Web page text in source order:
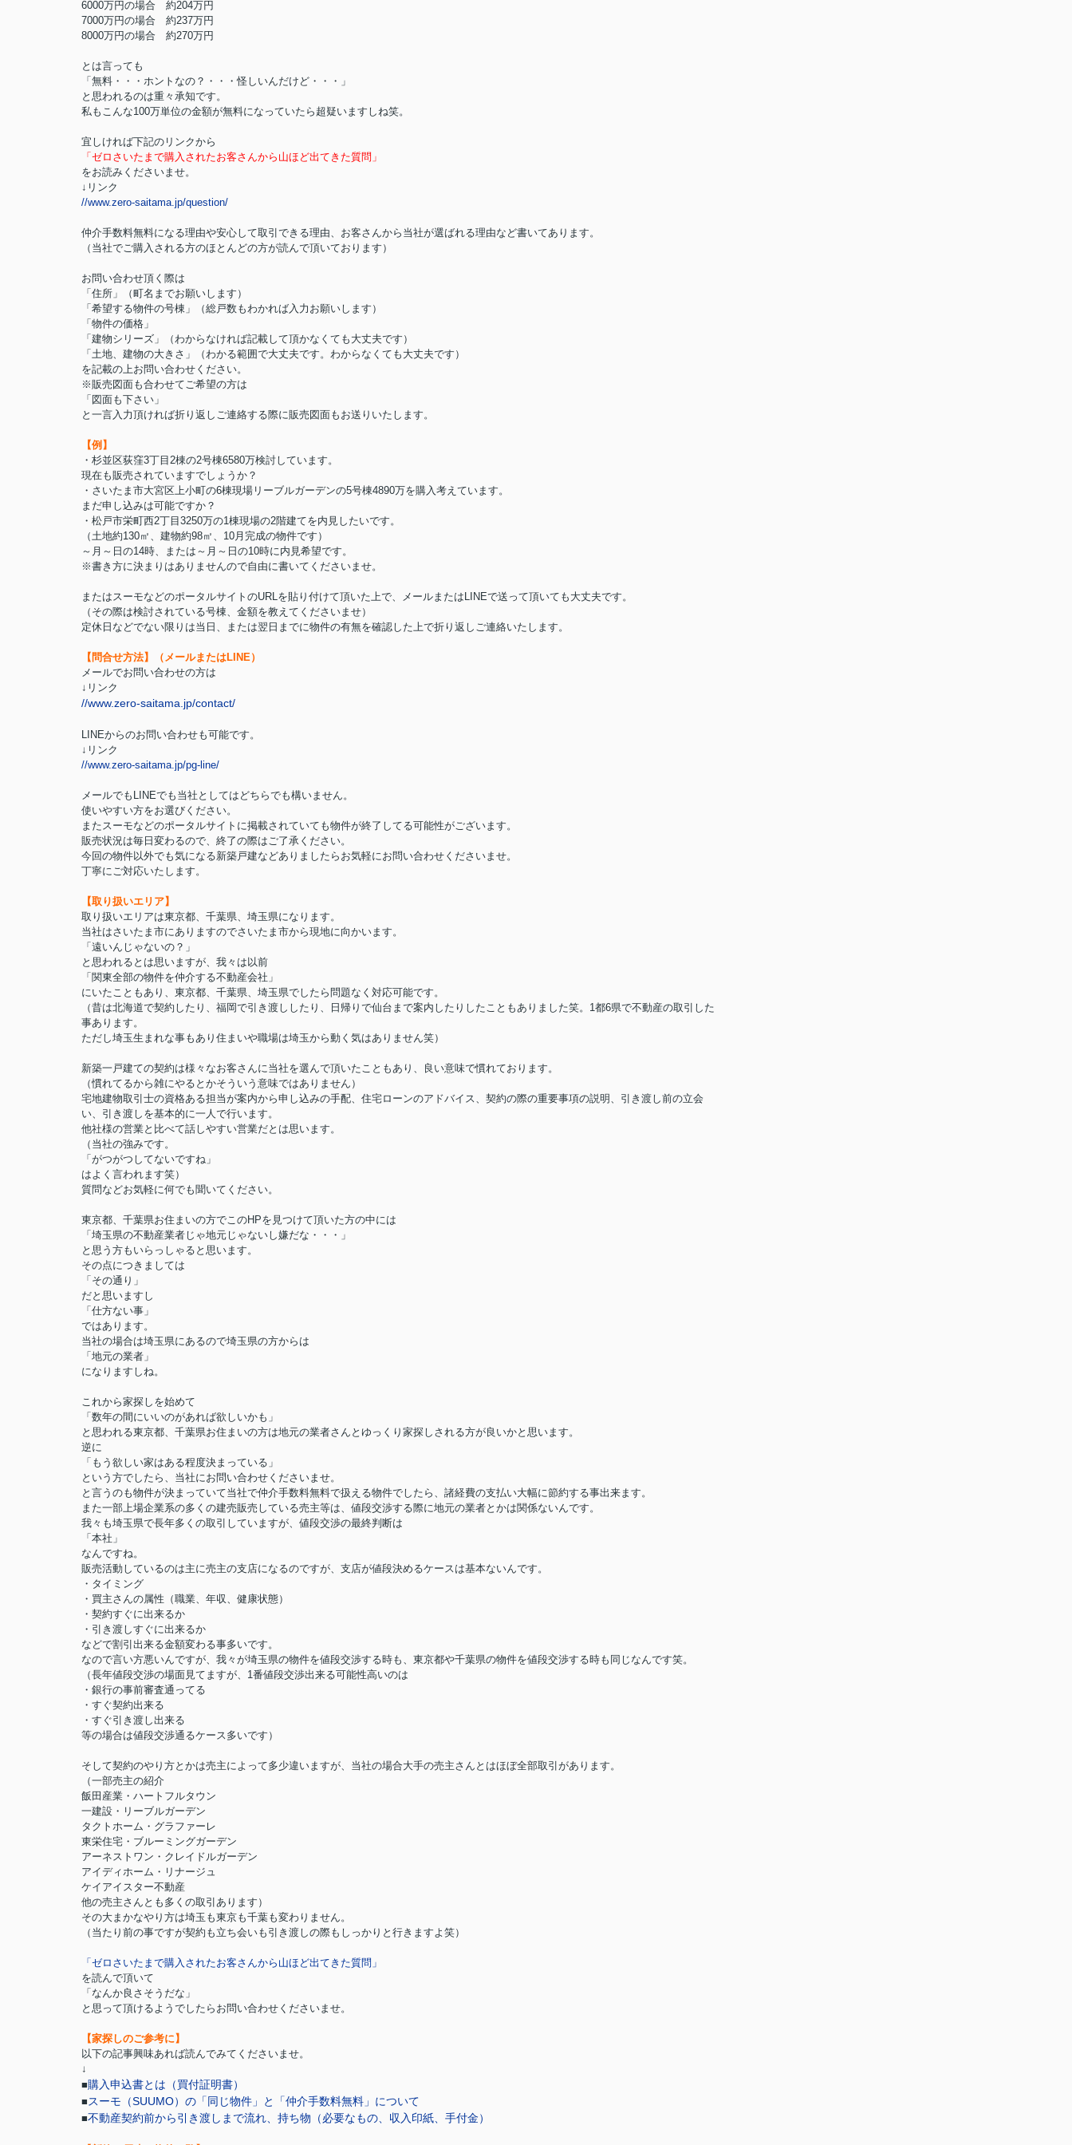
6000万円の場合 約204万円
7000万円の場合 約237万円
8000万円の場合 約270万円
とは言っても
「無料・・・ホントなの？・・・怪しいんだけど・・・」
と思われるのは重々承知です。
私もこんな100万単位の金額が無料になっていたら超疑いますしね笑。
宜しければ下記のリンクから
「ゼロさいたまで購入されたお客さんから山ほど出てきた質問」
をお読みくださいませ。
↓リンク
//www.zero-saitama.jp/question/
仲介手数料無料になる理由や安心して取引できる理由、お客さんから当社が選ばれる理由など書いてあります。
（当社でご購入される方のほとんどの方が読んで頂いております）
お問い合わせ頂く際は
「住所」（町名までお願いします）
「希望する物件の号棟」（総戸数もわかれば入力お願いします）
「物件の価格」
「建物シリーズ」（わからなければ記載して頂かなくても大丈夫です）
「土地、建物の大きさ」（わかる範囲で大丈夫です。わからなくても大丈夫です）
を記載の上お問い合わせください。
※販売図面も合わせてご希望の方は
「図面も下さい」
と一言入力頂ければ折り返しご連絡する際に販売図面もお送りいたします。
【例】
・杉並区荻窪3丁目2棟の2号棟6580万検討しています。
現在も販売されていますでしょうか？
・さいたま市大宮区上小町の6棟現場リーブルガーデンの5号棟4890万を購入考えています。
まだ申し込みは可能ですか？
・松戸市栄町西2丁目3250万の1棟現場の2階建てを内見したいです。
（土地約130㎡、建物約98㎡、10月完成の物件です）
～月～日の14時、または～月～日の10時に内見希望です。
※書き方に決まりはありませんので自由に書いてくださいませ。
またはスーモなどのポータルサイトのURLを貼り付けて頂いた上で、メールまたはLINEで送って頂いても大丈夫です。
（その際は検討されている号棟、金額を教えてくださいませ）
定休日などでない限りは当日、または翌日までに物件の有無を確認した上で折り返しご連絡いたします。
【問合せ方法】（メールまたはLINE）
メールでお問い合わせの方は
↓リンク
//www.zero-saitama.jp/contact/
LINEからのお問い合わせも可能です。
↓リンク
//www.zero-saitama.jp/pg-line/
メールでもLINEでも当社としてはどちらでも構いません。
使いやすい方をお選びください。
またスーモなどのポータルサイトに掲載されていても物件が終了してる可能性がございます。
販売状況は毎日変わるので、終了の際はご了承ください。
今回の物件以外でも気になる新築戸建などありましたらお気軽にお問い合わせくださいませ。
丁寧にご対応いたします。
【取り扱いエリア】
取り扱いエリアは東京都、千葉県、埼玉県になります。
当社はさいたま市にありますのでさいたま市から現地に向かいます。
「遠いんじゃないの？」
と思われるとは思いますが、我々は以前
「関東全部の物件を仲介する不動産会社」
にいたこともあり、東京都、千葉県、埼玉県でしたら問題なく対応可能です。
（昔は北海道で契約したり、福岡で引き渡ししたり、日帰りで仙台まで案内したりしたこともありました笑。1都6県で不動産の取引した
事あります。
ただし埼玉生まれな事もあり住まいや職場は埼玉から動く気はありません笑）
新築一戸建ての契約は様々なお客さんに当社を選んで頂いたこともあり、良い意味で慣れております。
（慣れてるから雑にやるとかそういう意味ではありません）
宅地建物取引士の資格ある担当が案内から申し込みの手配、住宅ローンのアドバイス、契約の際の重要事項の説明、引き渡し前の立会
い、引き渡しを基本的に一人で行います。
他社様の営業と比べて話しやすい営業だとは思います。
（当社の強みです。
「がつがつしてないですね」
はよく言われます笑）
質問などお気軽に何でも聞いてください。
東京都、千葉県お住まいの方でこのHPを見つけて頂いた方の中には
「埼玉県の不動産業者じゃ地元じゃないし嫌だな・・・」
と思う方もいらっしゃると思います。
その点につきましては
「その通り」
だと思いますし
「仕方ない事」
ではあります。
当社の場合は埼玉県にあるので埼玉県の方からは
「地元の業者」
になりますしね。
これから家探しを始めて
「数年の間にいいのがあれば欲しいかも」
と思われる東京都、千葉県お住まいの方は地元の業者さんとゆっくり家探しされる方が良いかと思います。
逆に
「もう欲しい家はある程度決まっている」
という方でしたら、当社にお問い合わせくださいませ。
と言うのも物件が決まっていて当社で仲介手数料無料で扱える物件でしたら、諸経費の支払い大幅に節約する事出来ます。
また一部上場企業系の多くの建売販売している売主等は、値段交渉する際に地元の業者とかは関係ないんです。
我々も埼玉県で長年多くの取引していますが、値段交渉の最終判断は
「本社」
なんですね。
販売活動しているのは主に売主の支店になるのですが、支店が値段決めるケースは基本ないんです。
・タイミング
・買主さんの属性（職業、年収、健康状態）
・契約すぐに出来るか
・引き渡しすぐに出来るか
などで割引出来る金額変わる事多いです。
なので言い方悪いんですが、我々が埼玉県の物件を値段交渉する時も、東京都や千葉県の物件を値段交渉する時も同じなんです笑。
（長年値段交渉の場面見てますが、1番値段交渉出来る可能性高いのは
・銀行の事前審査通ってる
・すぐ契約出来る
・すぐ引き渡し出来る
等の場合は値段交渉通るケース多いです）
そして契約のやり方とかは売主によって多少違いますが、当社の場合大手の売主さんとはほぼ全部取引があります。
（一部売主の紹介
飯田産業・ハートフルタウン
一建設・リーブルガーデン
タクトホーム・グラファーレ
東栄住宅・ブルーミングガーデン
アーネストワン・クレイドルガーデン
アイディホーム・リナージュ
ケイアイスター不動産
他の売主さんとも多くの取引あります）
その大まかなやり方は埼玉も東京も千葉も変わりません。
（当たり前の事ですが契約も立ち会いも引き渡しの際もしっかりと行きますよ笑）
「ゼロさいたまで購入されたお客さんから山ほど出てきた質問」
を読んで頂いて
「なんか良さそうだな」
と思って頂けるようでしたらお問い合わせくださいませ。
【家探しのご参考に】
以下の記事興味あれば読んでみてくださいませ。
↓
■購入申込書とは（買付証明書）
■ スーモ（SUUMO）の「同じ物件」と「仲介手数料無料」について
■不動産契約前から引き渡しまで流れ、持ち物（必要なもの、収入印紙、手付金）